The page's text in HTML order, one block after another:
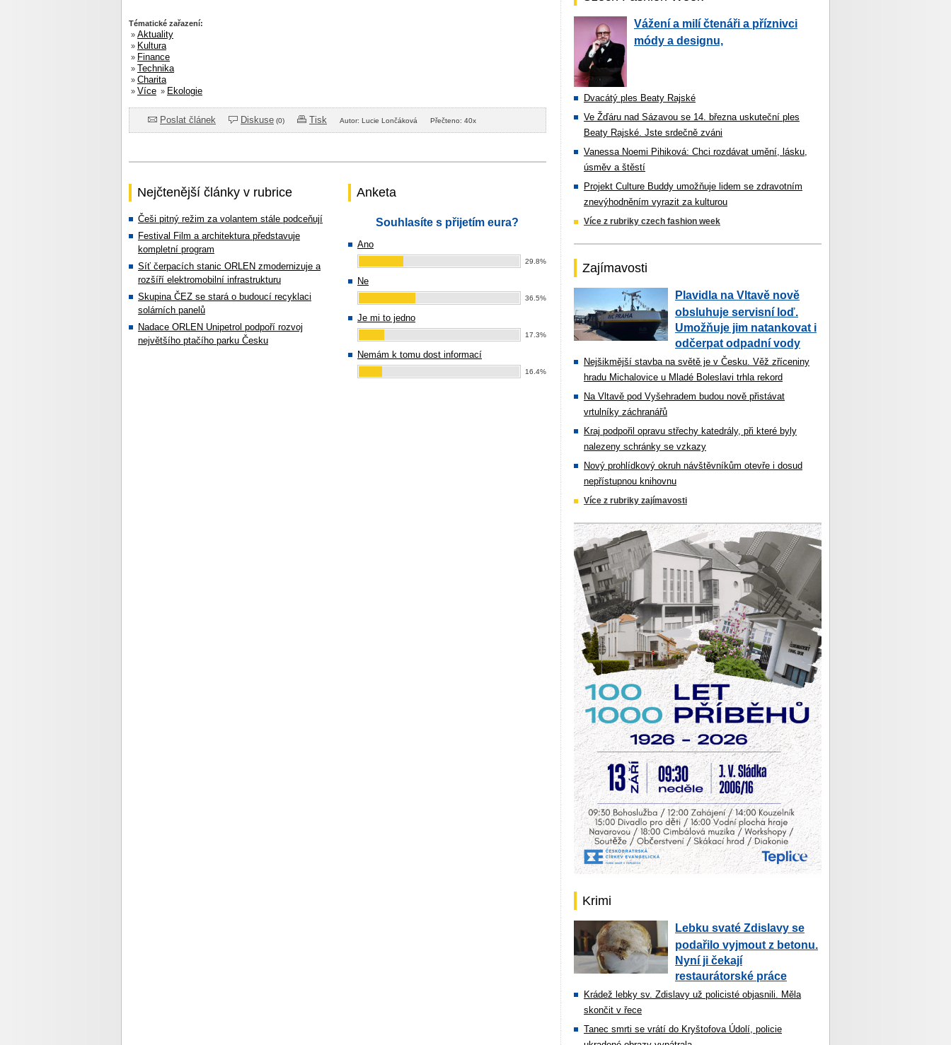
Tématické zařazení:
» Aktuality
» Kultura
» Finance
» Technika
» Charita
» Více » Ekologie
Poslat článek Diskuse (0) Tisk Autor: Lucie Lončáková Přečteno: 40x
Nejčtenější články v rubrice
Češi pitný režim za volantem stále podceňují
Festival Film a architektura představuje
kompletní program
Síť čerpacích stanic ORLEN zmodernizuje a
rozšíří elektromobilní infrastrukturu
Skupina ČEZ se stará o budoucí recyklaci
solárních panelů
Nadace ORLEN Unipetrol podpoří rozvoj
největšího ptačího parku Česku
Anketa
Souhlasíte s přijetím eura?
Ano
29.8%
Ne
36.5%
Je mi to jedno
17.3%
Nemám k tomu dost informací
16.4%
Vážení a milí čtenáři a příznivci
módy a designu,
Dvacátý ples Beaty Rajské
Ve Žďáru nad Sázavou se 14. března uskuteční ples
Beaty Rajské. Jste srdečně zváni
Vanessa Noemi Pihiková: Chci rozdávat umění, lásku,
úsměv a štěstí
Projekt Culture Buddy umožňuje lidem se zdravotním
znevýhodněním vyrazit za kulturou
Více z rubriky czech fashion week
Zajímavosti
Plavidla na Vltavě nově
obsluhuje servisní loď.
Umožňuje jim natankovat i
odčerpat odpadní vody
Nejšikmější stavba na světě je v Česku. Věž zříceniny
hradu Michalovice u Mladé Boleslavi trhla rekord
Na Vltavě pod Vyšehradem budou nově přistávat
vrtulníky záchranářů
Kraj podpořil opravu střechy katedrály, při které byly
nalezeny schránky se vzkazy
Nový prohlídkový okruh návštěvníkům otevře i dosud
nepřístupnou knihovnu
Více z rubriky zajímavosti
Krimi
Lebku svaté Zdislavy se
podařilo vyjmout z betonu.
Nyní ji čekají
restaurátorské práce
Krádež lebky sv. Zdislavy už policisté objasnili. Měla
skončit v řece
Tanec smrti se vrátí do Kryštofova Údolí, policie